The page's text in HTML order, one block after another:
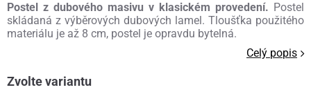
Postel z dubového masivu v klasickém provedení. Postel
skládaná z výběrových dubových lamel. Tloušťka použitého
materiálu je až 8 cm, postel je opravdu bytelná.
Celý popis
Zvolte variantu